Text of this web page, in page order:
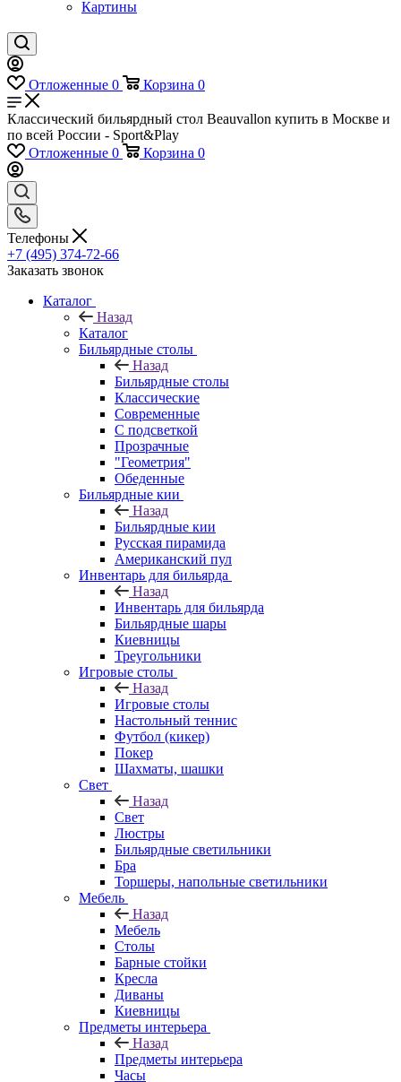
Картины
Отложенные 0 Корзина 0
Классический бильярдный стол Beauvallon купить в Москве и
по всей России - Sport&Play
Отложенные 0 Корзина 0
Телефоны
+7 (495) 374-72-66
Заказать звонок
Каталог
Назад
Каталог
Бильярдные столы
Назад
Бильярдные столы
Классические
Современные
С подсветкой
Прозрачные
"Геометрия"
Обеденные
Бильярдные кии
Назад
Бильярдные кии
Русская пирамида
Американский пул
Инвентарь для бильярда
Назад
Инвентарь для бильярда
Бильярдные шары
Киевницы
Треугольники
Игровые столы
Назад
Игровые столы
Настольный теннис
Футбол (кикер)
Покер
Шахматы, шашки
Свет
Назад
Свет
Люстры
Бильярдные светильники
Бра
Торшеры, напольные светильники
Мебель
Назад
Мебель
Столы
Барные стойки
Кресла
Диваны
Киевницы
Предметы интерьера
Назад
Предметы интерьера
Часы